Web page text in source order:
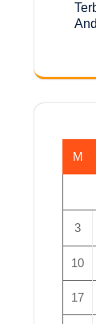
M
3
10
17